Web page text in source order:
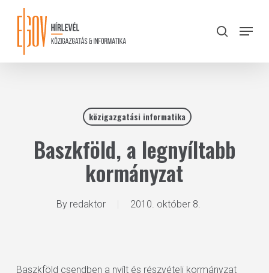
content
search
Menu
közigazgatási informatika
Baszkföld, a legnyíltabb
kormányzat
By redaktor 2010. október 8.
Baszkföld csendben a nyílt és részvételi kormányzat
Close